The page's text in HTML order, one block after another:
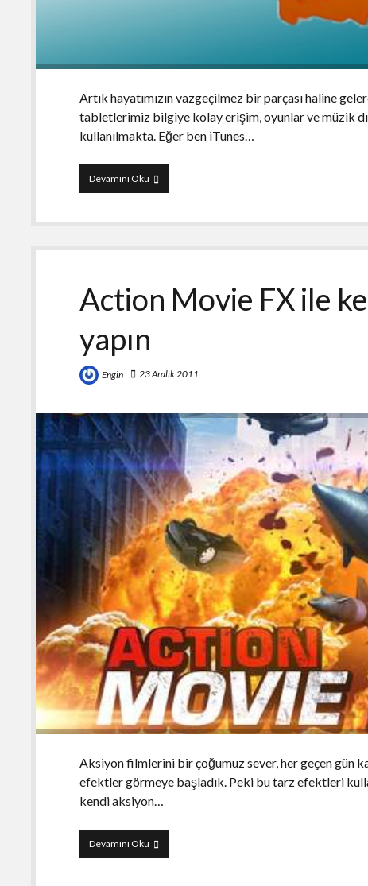
Artık hayatımızın vazgeçilmez bir parçası haline
tabletlerimiz bilgiye kolay erişim, oyunlar ve müzik
kullanılmakta. Eğer ben iTunes…
Devamını Oku DeFeTe
Action Movie FX ile
yapın
Engin 23 Aralık 2011
Aksiyon filmlerini bir çoğumuz sever, her geçen gün
efektler görmeye başladık. Peki bu tarz efektleri
kendi aksiyon…
Devamını Oku Action
Movie